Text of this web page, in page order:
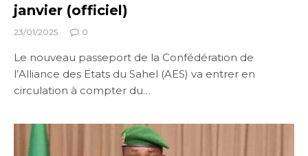
janvier (officiel)
23/01/2025 0
Le nouveau passeport de la Confédération de
l’Alliance des Etats du Sahel (AES) va entrer en
circulation à compter du…